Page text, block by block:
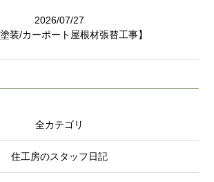
2026/07/27
塗装/カーポート屋根材張替工事】
全カテゴリ
住工房のスタッフ日記